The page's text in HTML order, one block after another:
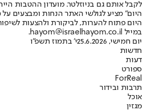
לקבל אותם גם בניוזלטר. מועדון ההטבות
היום" מציע לגולשי האתר הנחות ומבצעים על
היום פתוח להערות, לביקורת ולהצעות
במייל hayom@israelhayom.co.il.
יום חמישי, 25.6.2026
י' בתמוז תשפ"ו
חדשות
דעות
ספורט
ForReal
תרבות ובידור
אוכל
מגזין